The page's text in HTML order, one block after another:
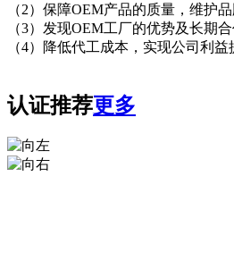
（2）保障OEM产品的质量，维护品
（3）发现OEM工厂的优势及长期合
（4）降低代工成本，实现公司利益
认证推荐更多